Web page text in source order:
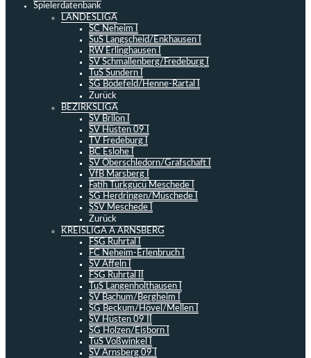
Spielerdatenbank
LANDESLIGA
SC Neheim I
SuS Langscheid/Enkhausen I
RW Erlinghausen I
SV Schmallenberg/Fredeburg I
TuS Sundern I
SG Bödefeld/Henne-Rartal I
Zurück
BEZIRKSLIGA
SV Brilon I
SV Hüsten 09 I
TV Fredeburg I
BC Eslohe I
SV Oberschledorn/Grafschaft I
VfB Marsberg I
Fatih Türkgücü Meschede I
SG Herdringen/Müschede I
SSV Meschede I
Zurück
KREISLIGA A ARNSBERG
FSG Ruhrtal I
FC Neheim-Erlenbruch I
SV Affeln I
FSG Ruhrtal II
TuS Langenholthausen I
SV Bachum/Bergheim I
SG Beckum/Hövel/Mellen I
SV Hüsten 09 II
SG Holzen/Eisborn I
TuS Voßwinkel I
SV Arnsberg 09 I